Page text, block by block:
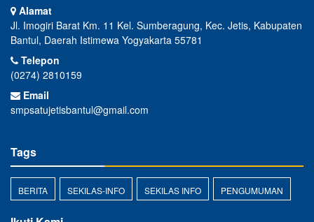
Alamat
Jl. Imogiri Barat Km. 11 Kel. Sumberagung, Kec. Jetis, Kabupaten
Bantul, Daerah Istimewa Yogyakarta 55781
Telepon
(0274) 2810159
Email
smpsatujetisbantul@gmail.com
Tags
BERITA SEKILAS-INFO SEKILAS INFO PENGUMUMAN